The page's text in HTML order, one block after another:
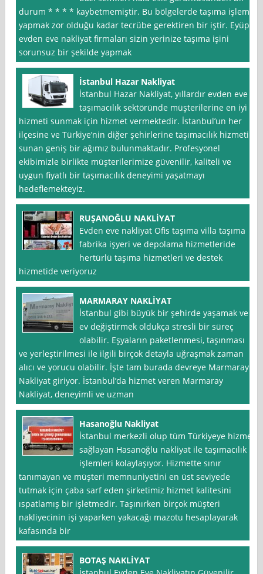
durum * * * * kaybetmemiştir. Bu bölgelerde taşıma işlemi
yapmak zor olduğu kadar tecrübe gerektiren bir iştir. Eyüp,
evden eve nakliyat firmaları sizin yerinize taşıma işini
sorunsuz bir şekilde yapmak
İstanbul Hazar Nakliyat
İstanbul Hazar Nakliyat, yıllardır evden eve
taşımacılık sektöründe müşterilerine en iyi
hizmeti sunmak için hizmet vermektedir. İstanbul’un her
ilçesine ve Türkiye’nin diğer şehirlerine taşımacılık hizmeti
sunan geniş bir ağımız bulunmaktadır. Profesyonel
ekibimizle birlikte müşterilerimize güvenilir, kaliteli ve
uygun fiyatlı bir taşımacılık deneyimi yaşatmayı
hedeflemekteyiz.
RUŞANOĞLU NAKLİYAT
Evden eve nakliyat Ofis taşıma villa taşıma
fabrika işyeri ve depolama hizmetleride
hertürlü taşıma hizmetleri ve destek
hizmetide veriyoruz
MARMARAY NAKLİYAT
İstanbul gibi büyük bir şehirde yaşamak ve
ev değiştirmek oldukça stresli bir süreç
olabilir. Eşyaların paketlenmesi, taşınması
ve yerleştirilmesi ile ilgili birçok detayla uğraşmak zaman
alıcı ve yorucu olabilir. İşte tam burada devreye Marmaray
Nakliyat giriyor. İstanbul’da hizmet veren Marmaray
Nakliyat, deneyimli ve uzman
Hasanoğlu Nakliyat
İstanbul merkezli olup tüm Türkiyeye hizmet
sağlayan Hasanoğlu nakliyat ile taşımacılık
işlemleri kolaylaşıyor. Hizmette sınır
tanımayan ve müşteri memnuniyetini en üst seviyede
tutmak için çaba sarf eden şirketimiz hizmet kalitesini
ıspatlamış bir işletmedir. Taşınırken birçok müşteri
nakliyecinin işi yaparken yakacağı mazotu hesaplayarak
kafasında bir
BOTAŞ NAKLİYAT